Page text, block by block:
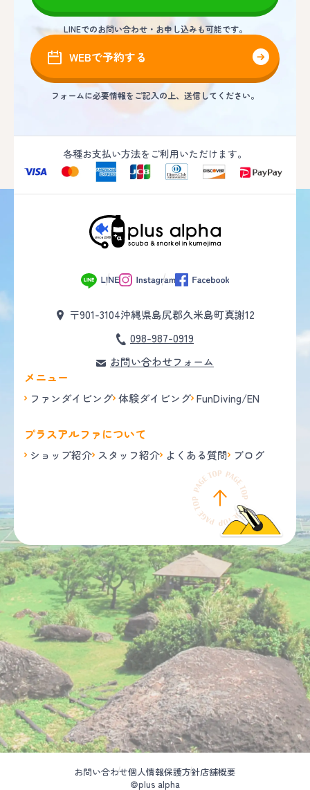
LINEでのお問い合わせ・お申し込みも可能です。
WEBで予約する
フォームに必要情報をご記入の上、送信してください。
各種お支払い方法をご利用いただけます。
〒901-3104沖縄県島尻郡久米島町真謝12
098-987-0919
お問い合わせフォーム
メニュー
ファンダイビング 体験ダイビング FunDiving/EN
プラスアルファについて
ショップ紹介 スタッフ紹介 よくある質問 ブログ
お問い合わせ個人情報保護方針店舗概要
©plus alpha